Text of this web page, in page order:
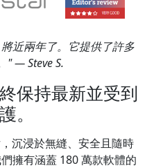
近兩年了。它提供了許多
" — Steve S.
保持最新並受到
。
沉浸於無縫、安全且隨時
擁有涵蓋 180 萬款軟體的